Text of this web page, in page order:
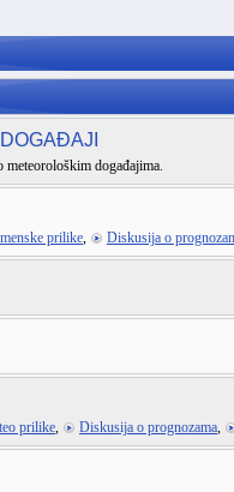
meteorološkim događajima.
prilike, Diskusija o
prilike, Diskusija o prognozama,